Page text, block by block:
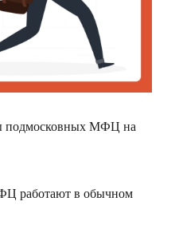
подмосковных МФЦ на
работают в обычном